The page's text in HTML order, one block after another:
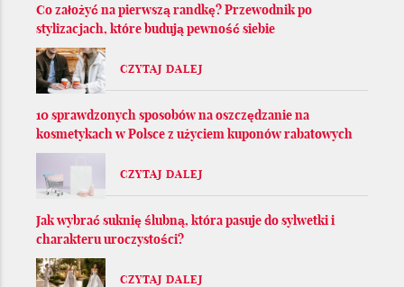
Co założyć na pierwszą randkę? Przewodnik po
stylizacjach, które budują pewność siebie
CZYTAJ DALEJ
10 sprawdzonych sposobów na oszczędzanie na
kosmetykach w Polsce z użyciem kuponów rabatowych
CZYTAJ DALEJ
Jak wybrać suknię ślubną, która pasuje do sylwetki i
charakteru uroczystości?
CZYTAJ DALEJ